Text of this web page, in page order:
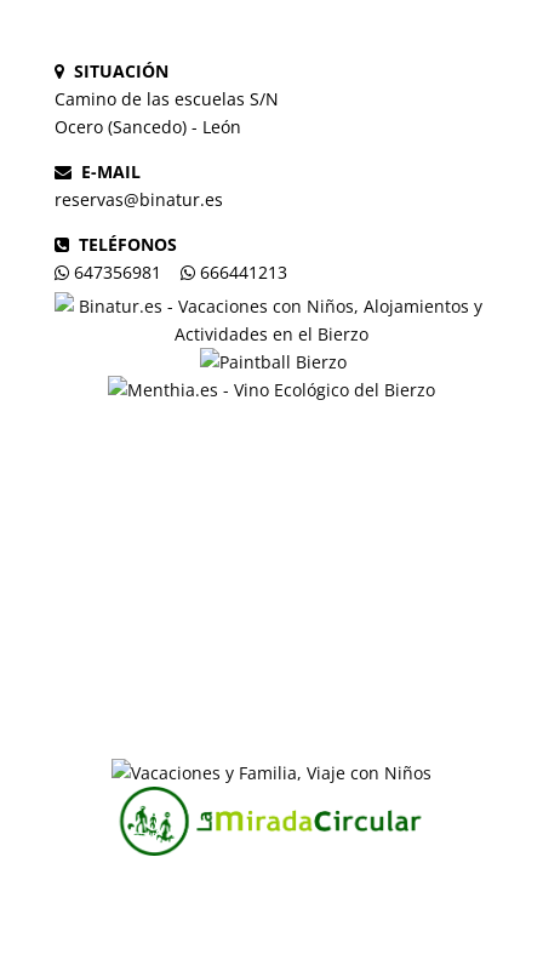
SITUACIÓN
Camino de las escuelas S/N
Ocero (Sancedo) - León
E-MAIL
reservas@binatur.es
TELÉFONOS
647356981
666441213